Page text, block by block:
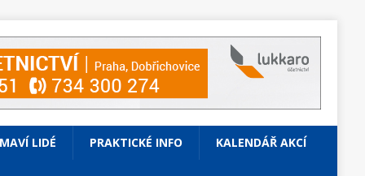
LIDÉ PRAKTICKÉ INFO KALENDÁŘ AKCÍ